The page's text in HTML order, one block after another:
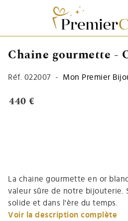
Chaine gourmette -
Réf. 022007 - Mon Premier
440 €
La chaine gourmette en or
valeur sûre de notre bijouterie.
solide et dans l'ère du temps.
Voir la description complète